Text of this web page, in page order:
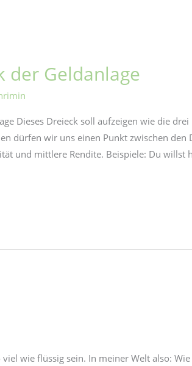
der Geldanlage
Dieses Dreieck soll aufzeigen wie die
dürfen wir uns einen Punkt zwischen
und mittlere Rendite. Beispiele: Du
wie flüssig sein. In meiner Welt also: